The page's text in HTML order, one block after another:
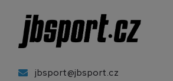
jbsport@jbsport.cz